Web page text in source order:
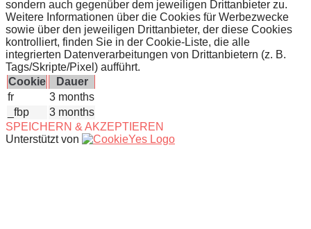
sondern auch gegenüber dem jeweiligen Drittanbieter zu.
Weitere Informationen über die Cookies für Werbezwecke
sowie über den jeweiligen Drittanbieter, der diese Cookies
kontrolliert, finden Sie in der Cookie-Liste, die alle
integrierten Datenverarbeitungen von Drittanbietern (z. B.
Tags/Skripte/Pixel) aufführt.
Cookie
Dauer
fr
3 months
_fbp
3 months
SPEICHERN & AKZEPTIEREN
Unterstützt von